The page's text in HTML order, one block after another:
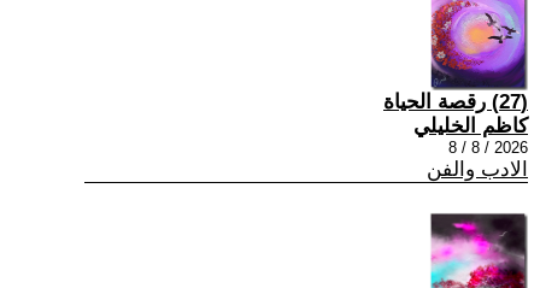
(27) رقصة الحياة
كاظم الخليلي
2026 / 8 / 8
الادب والفن